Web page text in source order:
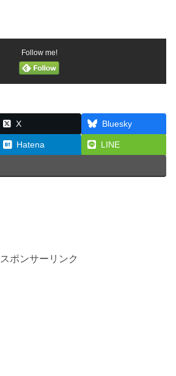
Follow me!
X Bluesky
Hatena LINE
スポンサーリンク